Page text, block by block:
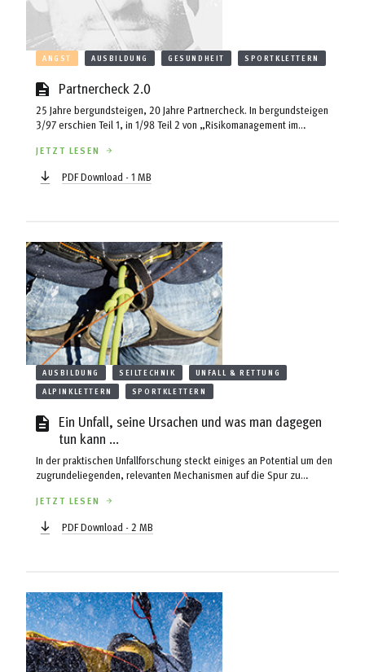
ANGST AUSBILDUNG GESUNDHEIT SPORTKLETTERN
Partnercheck 2.0
25 Jahre bergundsteigen, 20 Jahre Partnercheck. In bergundsteigen
3/97 erschien Teil 1, in 1/98 Teil 2 von „Risikomanagement im
im Sportklettern zu identifizieren und Gegenmaßnahmen anzubieten
(nachzulesen im nun komplettierten Online-Archiv unter
www.bergundsteigen.at). Es war die Geburtsstunde des
JETZT LESEN
PDF Download - 1 MB
AUSBILDUNG SEILTECHNIK
UNFALL & RETTUNG
ALPINKLETTERN
SPORTKLETTERN
Ein Unfall, seine Ursachen und was man dagegen
tun kann ...
In der praktischen Unfallforschung steckt einiges an Potential um den
zugrundeliegenden, relevanten Mechanismen auf die Spur zu
Unfallerhebung durch die Alpinpolizei haben wir die Möglichkeit, die
Tatsachen – soweit sie bekannt oder rekonstruierbar sind – in
Überlegungen der Prävention einfließen zu lassen. Dabei darf jedoch
JETZT LESEN
PDF Download - 2 MB